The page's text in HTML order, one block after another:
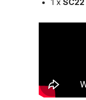
1 x SC22